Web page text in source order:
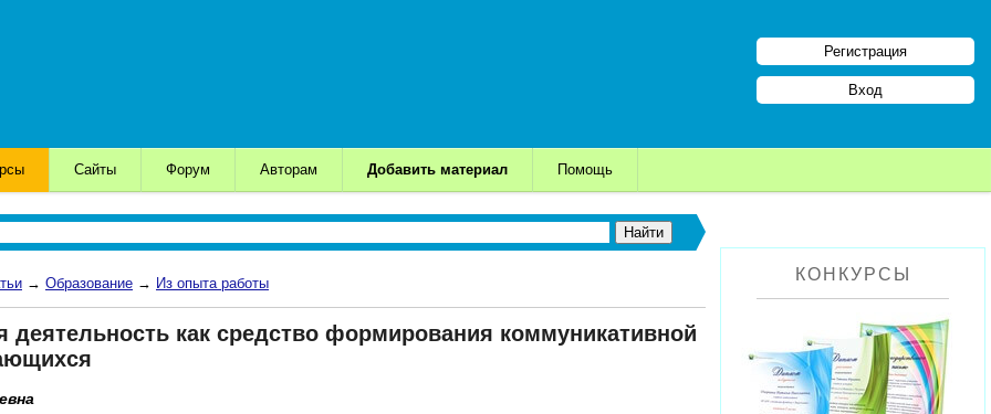
Регистрация
Вход
Сайты Форум Авторам Добавить материал Помощь
→ Образование → Из опыта работы
деятельность как средство формирования коммуникативной
КОНКУРСЫ